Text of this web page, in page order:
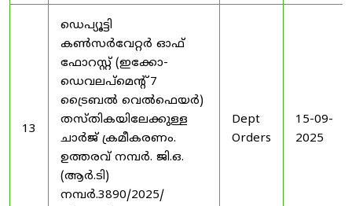
13
ഡെപ്യൂട്ടി
കൺസർവേറ്റർ ഓഫ്
ഫോറസ്റ്റ് (ഇക്കോ-
ഡെവലപ്മെന്റ് 7
ട്രൈബൽ വെൽഫെയർ)
തസ്തികയിലേക്കുള്ള
ചാർജ് ക്രമീകരണം.
ഉത്തരവ് നമ്പർ. ജി.ഒ.
(ആർ.ടി)
നമ്പർ.3890/2025/
Dept
Orders
15-09-
2025